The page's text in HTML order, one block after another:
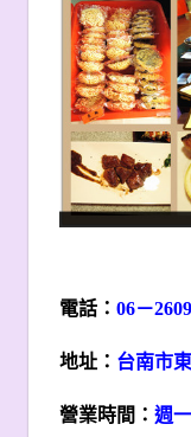
電話： 06－
地址： 台南市
營業時間： 週